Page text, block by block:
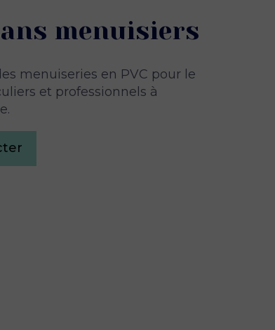
menuisiers
menuiseries en PVC pour le
et professionnels à